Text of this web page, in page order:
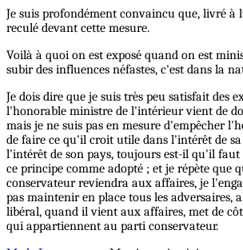
Je suis profondément convaincu que, livré
reculé devant cette mesure.
Voilà à quoi on est exposé quand on est
subir des influences néfastes, c'est dans la
Je dois dire que je suis très peu satisfait des
l'honorable ministre de l'intérieur vient de
mais je ne suis pas en mesure d'empêcher
de faire ce qu'il croit utile dans l'intérêt de
l'intérêt de son pays, toujours est-il qu'il faut
ce principe comme adopté ; et je répète que
conservateur reviendra aux affaires, je
pas maintenir en place tous les adversaires,
libéral, quand il vient aux affaires, met de
qui appartiennent au parti conservateur.